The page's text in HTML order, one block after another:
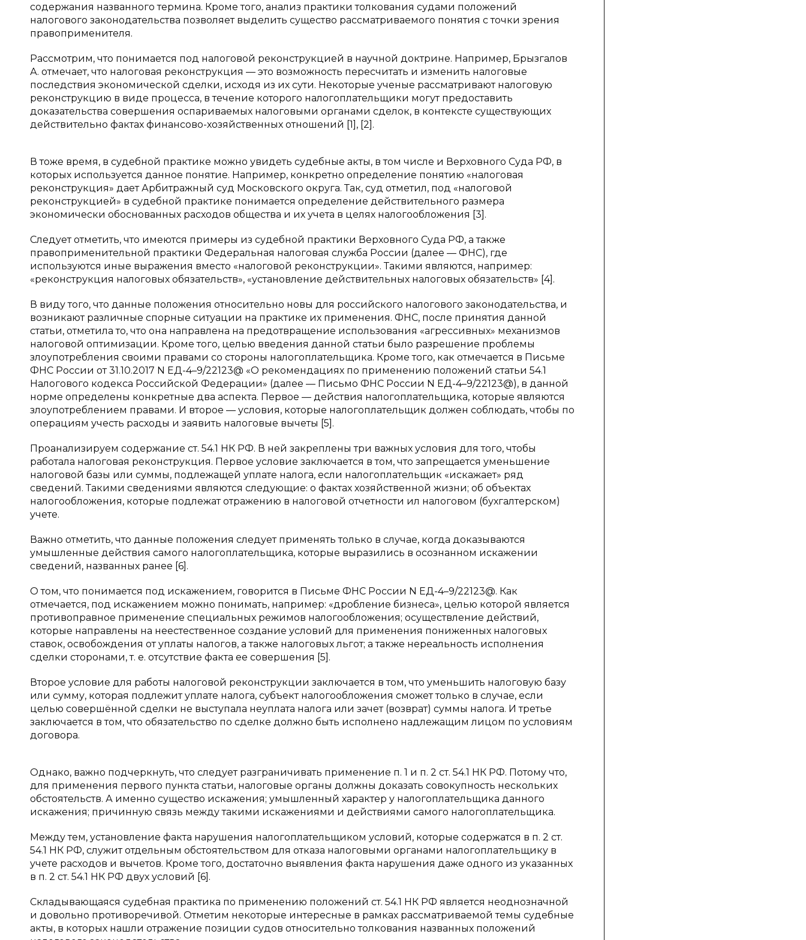
содержания названного термина. Кроме того, анализ практики толкования судами положений
налогового законодательства позволяет выделить существо рассматриваемого понятия с точки зрения
правоприменителя.
Рассмотрим, что понимается под налоговой реконструкцией в научной доктрине. Например, Брызгалов
А. отмечает, что налоговая реконструкция — это возможность пересчитать и изменить налоговые
последствия экономической сделки, исходя из их сути. Некоторые ученые рассматривают налоговую
реконструкцию в виде процесса, в течение которого налогоплательщики могут предоставить
доказательства совершения оспариваемых налоговыми органами сделок, в контексте существующих
действительно фактах финансово-хозяйственных отношений [1], [2].
В тоже время, в судебной практике можно увидеть судебные акты, в том числе и Верховного Суда РФ, в
которых используется данное понятие. Например, конкретно определение понятию «налоговая
реконструкция» дает Арбитражный суд Московского округа. Так, суд отметил, под «налоговой
реконструкцией» в судебной практике понимается определение действительного размера
экономически обоснованных расходов общества и их учета в целях налогообложения [3].
Следует отметить, что имеются примеры из судебной практики Верховного Суда РФ, а также
правоприменительной практики Федеральная налоговая служба России (далее — ФНС), где
используются иные выражения вместо «налоговой реконструкции». Такими являются, например:
«реконструкция налоговых обязательств», «установление действительных налоговых обязательств» [4].
В виду того, что данные положения относительно новы для российского налогового законодательства, и
возникают различные спорные ситуации на практике их применения. ФНС, после принятия данной
статьи, отметила то, что она направлена на предотвращение использования «агрессивных» механизмов
налоговой оптимизации. Кроме того, целью введения данной статьи было разрешение проблемы
злоупотребления своими правами со стороны налогоплательщика. Кроме того, как отмечается в Письме
ФНС России от 31.10.2017 N ЕД-4–9/22123@ «О рекомендациях по применению положений статьи 54.1
Налогового кодекса Российской Федерации» (далее — Письмо ФНС России N ЕД-4–9/22123@), в данной
норме определены конкретные два аспекта. Первое — действия налогоплательщика, которые являются
злоупотреблением правами. И второе — условия, которые налогоплательщик должен соблюдать, чтобы по
операциям учесть расходы и заявить налоговые вычеты [5].
Проанализируем содержание ст. 54.1 НК РФ. В ней закреплены три важных условия для того, чтобы
работала налоговая реконструкция. Первое условие заключается в том, что запрещается уменьшение
налоговой базы или суммы, подлежащей уплате налога, если налогоплательщик «искажает» ряд
сведений. Такими сведениями являются следующие: о фактах хозяйственной жизни; об объектах
налогообложения, которые подлежат отражению в налоговой отчетности ил налоговом (бухгалтерском)
учете.
Важно отметить, что данные положения следует применять только в случае, когда доказываются
умышленные действия самого налогоплательщика, которые выразились в осознанном искажении
сведений, названных ранее [6].
О том, что понимается под искажением, говорится в Письме ФНС России N ЕД-4–9/22123@. Как
отмечается, под искажением можно понимать, например: «дробление бизнеса», целью которой является
противоправное применение специальных режимов налогообложения; осуществление действий,
которые направлены на неестественное создание условий для применения пониженных налоговых
ставок, освобождения от уплаты налогов, а также налоговых льгот; а также нереальность исполнения
сделки сторонами, т. е. отсутствие факта ее совершения [5].
Второе условие для работы налоговой реконструкции заключается в том, что уменьшить налоговую базу
или сумму, которая подлежит уплате налога, субъект налогообложения сможет только в случае, если
целью совершённой сделки не выступала неуплата налога или зачет (возврат) суммы налога. И третье
заключается в том, что обязательство по сделке должно быть исполнено надлежащим лицом по условиям
договора.
Однако, важно подчеркнуть, что следует разграничивать применение п. 1 и п. 2 ст. 54.1 НК РФ. Потому что,
для применения первого пункта статьи, налоговые органы должны доказать совокупность нескольких
обстоятельств. А именно существо искажения; умышленный характер у налогоплательщика данного
искажения; причинную связь между такими искажениями и действиями самого налогоплательщика.
Между тем, установление факта нарушения налогоплательщиком условий, которые содержатся в п. 2 ст.
54.1 НК РФ, служит отдельным обстоятельством для отказа налоговыми органами налогоплательщику в
учете расходов и вычетов. Кроме того, достаточно выявления факта нарушения даже одного из указанных
в п. 2 ст. 54.1 НК РФ двух условий [6].
Складывающаяся судебная практика по применению положений ст. 54.1 НК РФ является неоднозначной
и довольно противоречивой. Отметим некоторые интересные в рамках рассматриваемой темы судебные
акты, в которых нашли отражение позиции судов относительно толкования названных положений